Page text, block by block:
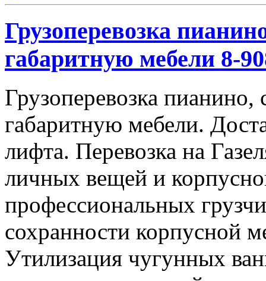
Грузоперевозка
габаритную мебели 8-
Грузоперевозка
габаритную мебели.
лифта. Перевозка на
личных вещей и
профессиональных
сохранности корпусной
Утилизация чугунных